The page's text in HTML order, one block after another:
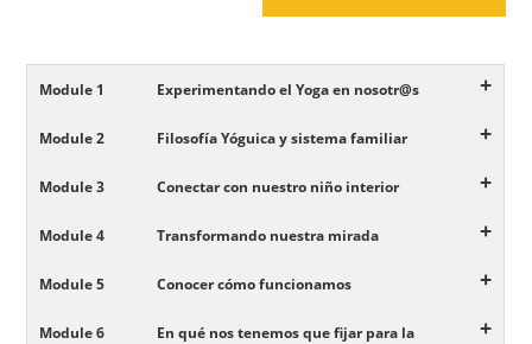
Module 1 Experimentando el Yoga en nosotr@s +
Module 2 Filosofía Yóguica y sistema familiar +
Module 3 Conectar con nuestro niño interior +
Module 4 Transformando nuestra mirada +
Module 5 Conocer cómo funcionamos +
Module 6
En qué nos tenemos que fijar para la
+